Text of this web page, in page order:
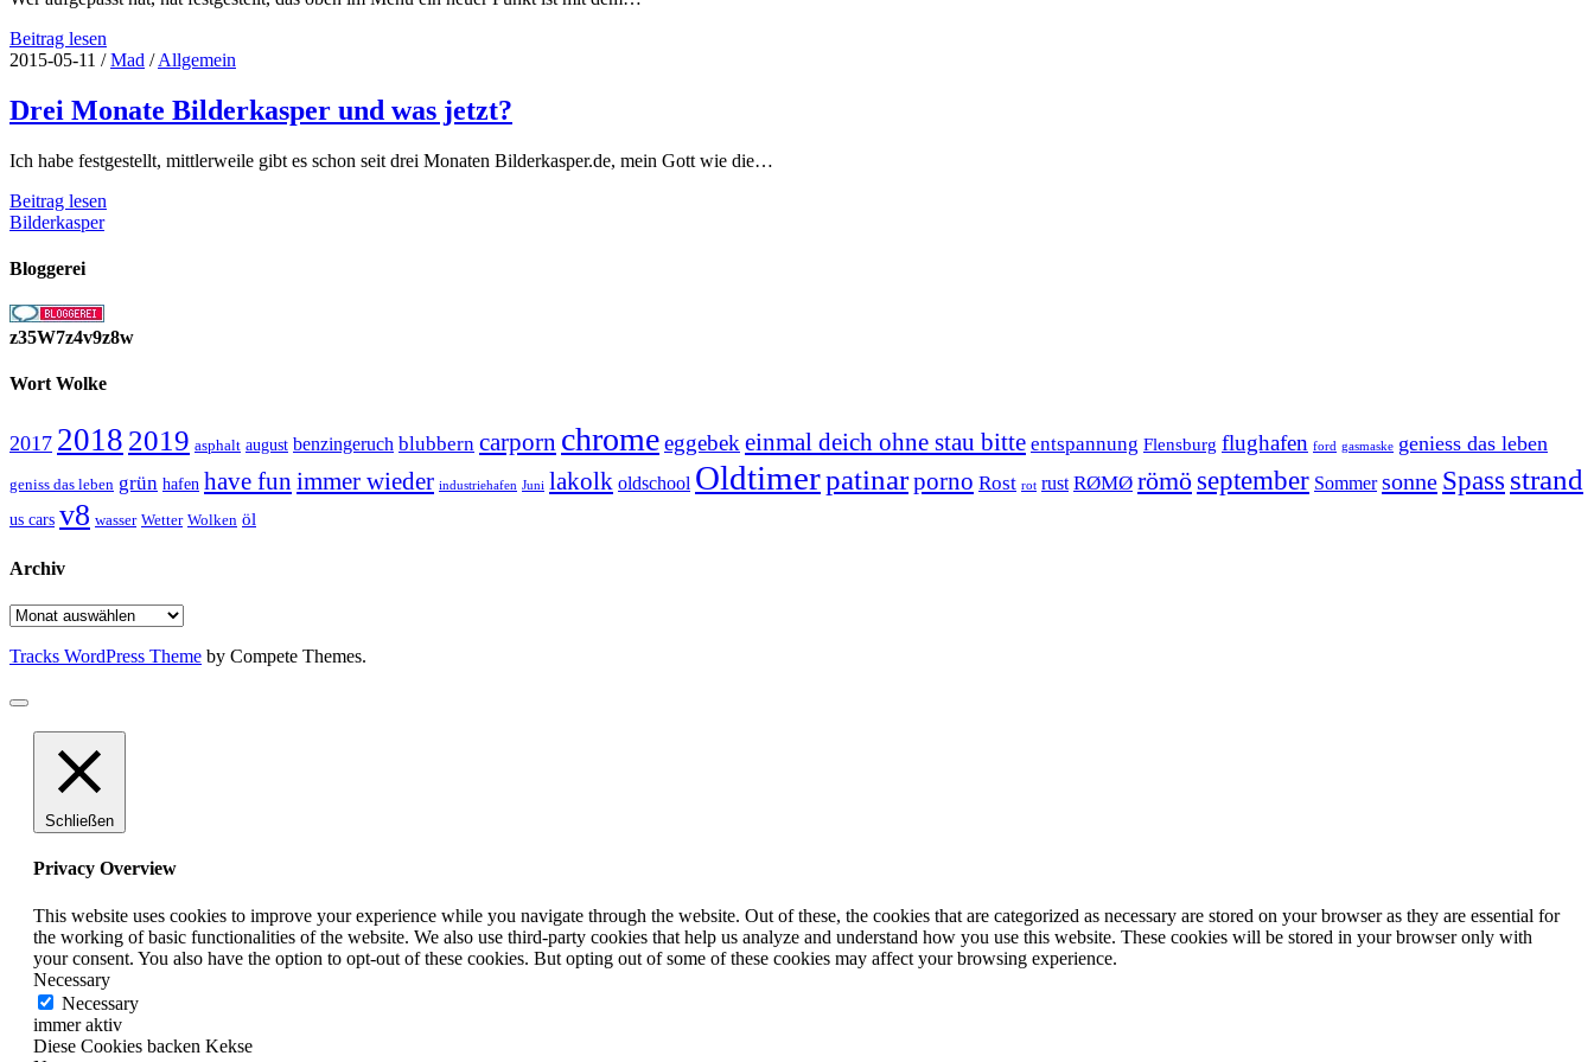
Beitrag lesen
Spiel
2015-05-11 /Mad /Allgemein
Drei Monate Bilderkasper und was jetzt?
Ich habe festgestellt, mittlerweile gibt es schon seit drei Monaten Bilderkasper.de, mein Gott wie die…
Beitrag lesen
Bilderkasper
Bloggerei
z35W7z4v9z8w
Wort Wolke
2017 2018 2019 asphalt august benzingeruch blubbern carporn chromeeggebek einmal deich ohne stau bitte entspannung Flensburg flughafen ford gasmaske geniess das leben
geniss das leben grün hafen have fun immer wieder industriehafen Juni lakolk oldschool Oldtimerpatinarporno Rost rot rust RØMØ römö september Sommer sonne Spass strand
us cars v8 wasser Wetter Wolken öl
Archiv
Archiv
Tracks WordPress Theme by Compete Themes.
Schließen
Privacy Overview
This website uses cookies to improve your experience while you navigate through the website. Out of these, the cookies that are categorized as necessary are stored on your browser as they are essential for
the working of basic functionalities of the website. We also use third-party cookies that help us analyze and understand how you use this website. These cookies will be stored in your browser only with
your consent. You also have the option to opt-out of these cookies. But opting out of some of these cookies may affect your browsing experience.
Necessary
Necessary
immer aktiv
Diese Cookies backen Kekse